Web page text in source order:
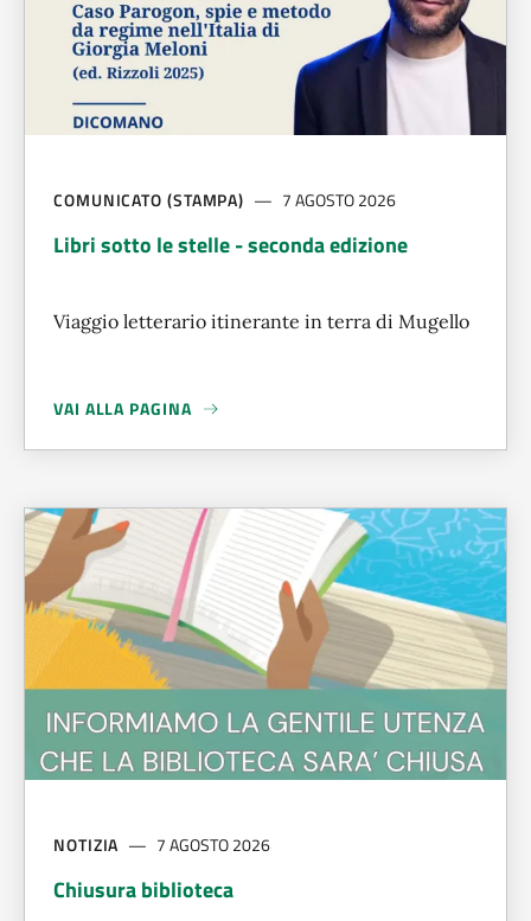
COMUNICATO (STAMPA) 7 AGOSTO 2026
Libri sotto le stelle - seconda edizione
Viaggio letterario itinerante in terra di Mugello
VAI ALLA PAGINA
A PROPOSITO DILIBRI SOTTO LE STELLE - SECONDA
NOTIZIA 7 AGOSTO 2026
Chiusura biblioteca